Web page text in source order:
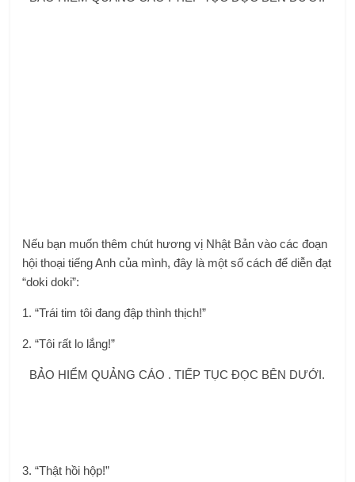
Nếu bạn muốn thêm chút hương vị Nhật Bản vào các đoạn
hội thoại tiếng Anh của mình, đây là một số cách để diễn đạt
“doki doki”:
1. “Trái tim tôi đang đập thình thịch!”
2. “Tôi rất lo lắng!”
BẢO HIỂM QUẢNG CÁO . TIẾP TỤC ĐỌC BÊN DƯỚI.
3. “Thật hồi hộp!”